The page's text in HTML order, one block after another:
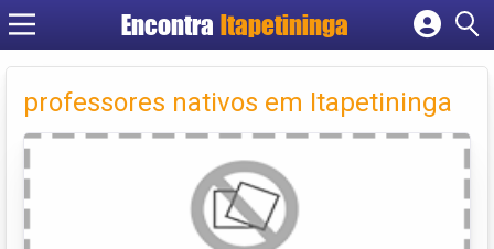
Encontra Itapetininga
Cadastrar empresa
Criar conta
professores nativos em Itapetininga